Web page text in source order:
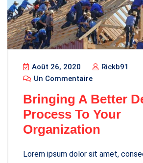
Août 26, 2020
Rickb91
Un Commentaire
Bringing A Better
Process To Your
Organization
Lorem ipsum dolor sit amet,